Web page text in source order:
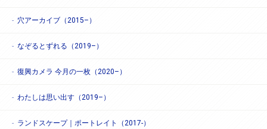
穴アーカイブ（2015–）
なぞるとずれる（2019–）
復興カメラ 今月の一枚（2020–）
わたしは思い出す（2019–）
ランドスケープ｜ポートレイト（2017-）